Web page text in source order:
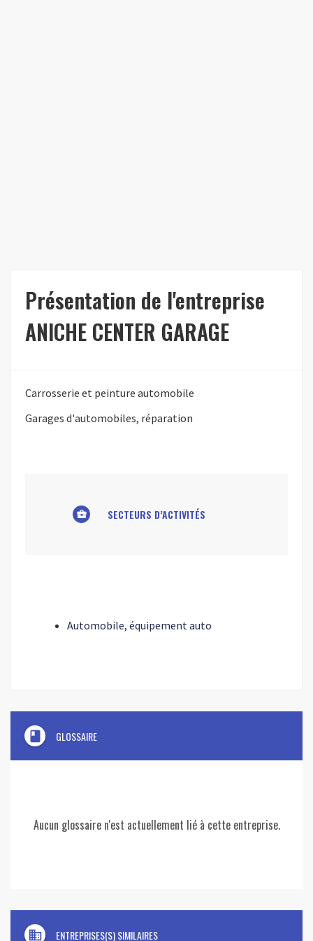
Présentation de l'entreprise
ANICHE CENTER GARAGE
Carrosserie et peinture automobile
Garages d'automobiles, réparation
business_center SECTEURS D’ACTIVITÉS
Automobile, équipement auto
book GLOSSAIRE
Aucun glossaire n'est actuellement lié à cette entreprise.
domain ENTREPRISES(S) SIMILAIRES